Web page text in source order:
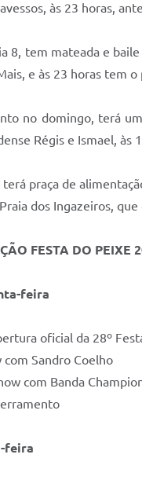
às 23 horas,
8, tem mateada e
e às 23 horas tem o
no domingo, terá
Régis e Ismael, às
praça de
dos Ingazeiros,
FESTA DO PEIXE
feira
oficial da 28º
com Sandro Coelho
com Banda
feira